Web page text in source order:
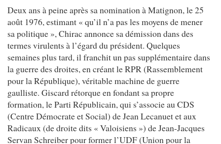
Deux ans à peine après sa nomination à Matignon, le 25
août 1976, estimant « qu’il n’a pas les moyens de mener
sa politique », Chirac annonce sa démission dans des
termes virulents à l’égard du président. Quelques
semaines plus tard, il franchit un pas supplémentaire dans
la guerre des droites, en créant le RPR (Rassemblement
pour la République), véritable machine de guerre
gaulliste. Giscard rétorque en fondant sa propre
formation, le Parti Républicain, qui s’associe au CDS
(Centre Démocrate et Social) de Jean Lecanuet et aux
Radicaux (de droite dits « Valoisiens ») de Jean-Jacques
Servan Schreiber pour former l’UDF (Union pour la